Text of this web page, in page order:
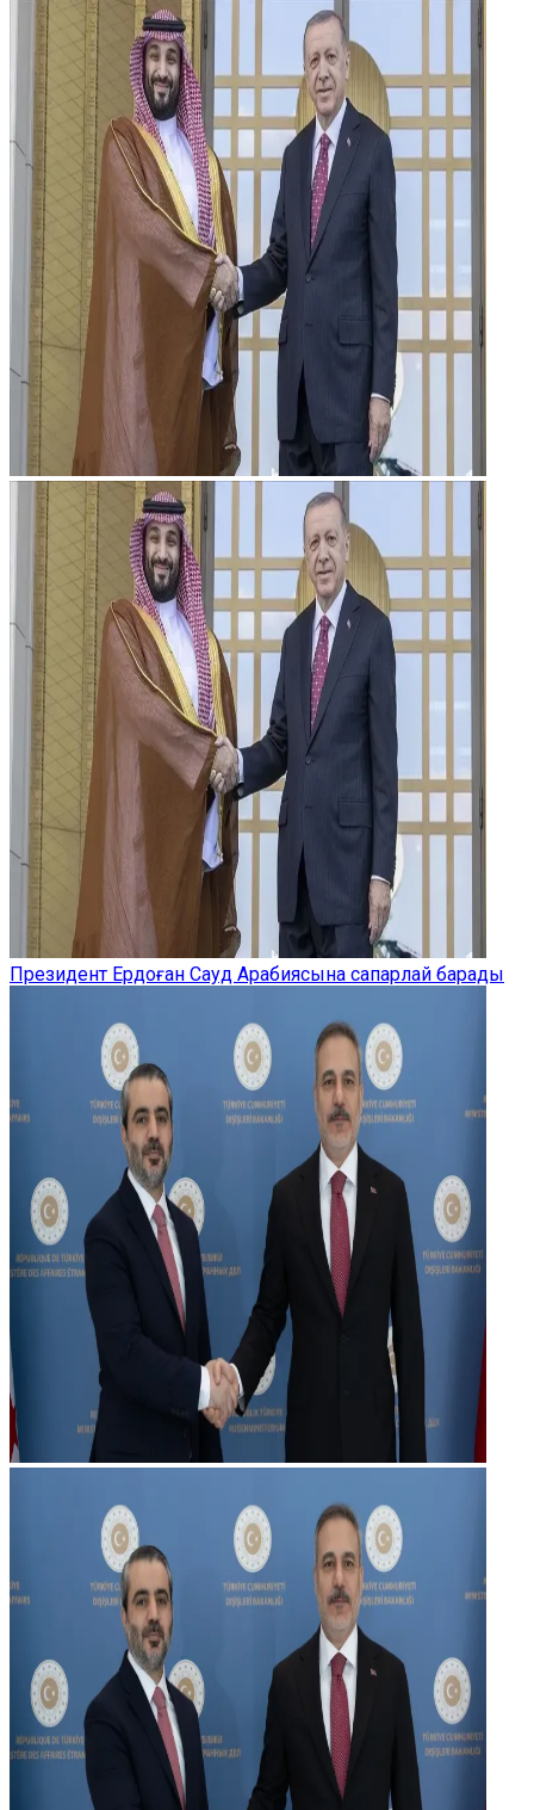
Президент Ердоған Сауд Арабиясына сапарлай барады